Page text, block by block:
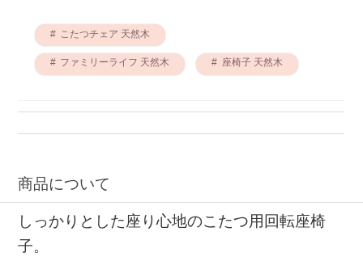
こたつチェア 天然木
ファミリーライフ 天然木 座椅子 天然木
商品について
しっかりとした座り心地のこたつ用回転座椅
子。